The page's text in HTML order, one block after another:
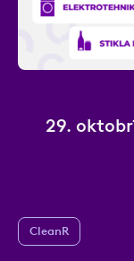
29.
CleanR